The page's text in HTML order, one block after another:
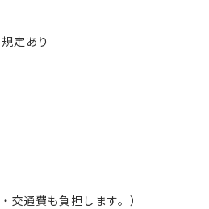
定あり
通費も負担します。）